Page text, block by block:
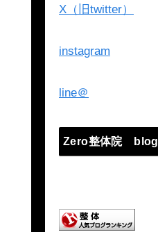
X（旧twitter）
instagram
line＠
Zero整体院 blog